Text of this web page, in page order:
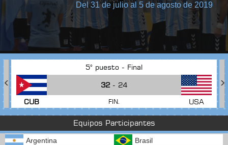
Del 31 de julio al 5 de agosto de 2019
5° puesto - Final
CUB
32 - 24
FIN. USA
Equipos Participantes
Argentina
Brasil